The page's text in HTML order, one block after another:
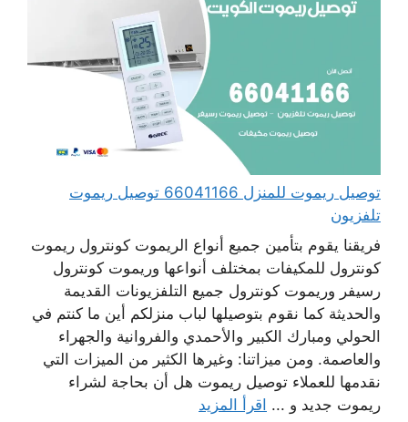
توصيل ريموت للمنزل 66041166 توصيل ريموت
تلفزيون
فريقنا يقوم بتأمين جميع أنواع الريموت كونترول ريموت
كونترول للمكيفات بمختلف أنواعها وريموت كونترول
رسيفر وريموت كونترول جميع التلفزيونات القديمة
والحديثة كما نقوم بتوصيلها لباب منزلكم أين ما كنتم في
الحولي ومبارك الكبير والأحمدي والفروانية والجهراء
والعاصمة. ومن ميزاتنا: وغيرها الكثير من الميزات التي
نقدمها للعملاء توصيل ريموت هل أن بحاجة لشراء
ريموت جديد و ... اقرأ المزيد